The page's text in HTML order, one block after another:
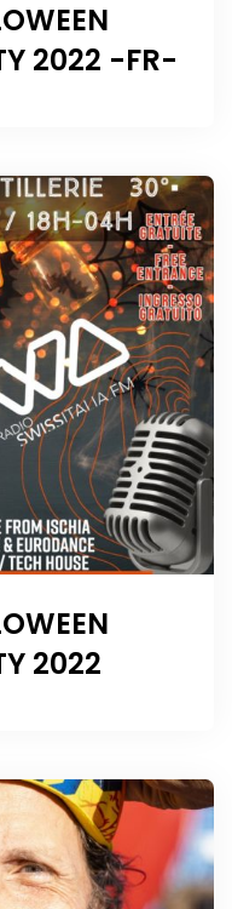
2022 -FR-
2022